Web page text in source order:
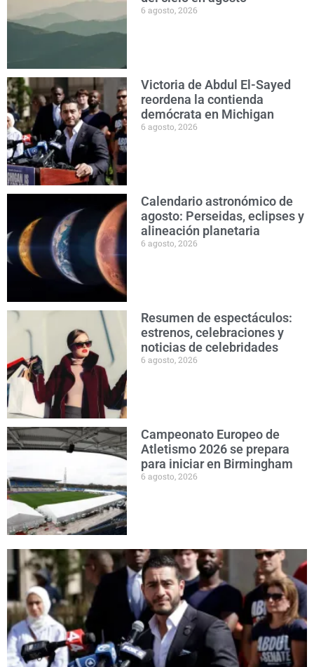
6 agosto, 2026
Victoria de Abdul El-Sayed
reordena la contienda
demócrata en Michigan
6 agosto, 2026
Calendario astronómico de
agosto: Perseidas, eclipses y
alineación planetaria
6 agosto, 2026
Resumen de espectáculos:
estrenos, celebraciones y
noticias de celebridades
6 agosto, 2026
Campeonato Europeo de
Atletismo 2026 se prepara
para iniciar en Birmingham
6 agosto, 2026